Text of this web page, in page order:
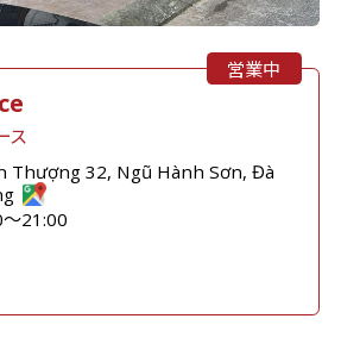
営業中
ス
Thượng 32, Ngũ Hành Sơn, Đà
21:00